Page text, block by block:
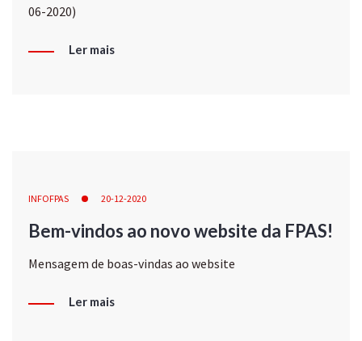
06-2020)
Ler mais
INFOFPAS 20-12-2020
Bem-vindos ao novo website da FPAS!
Mensagem de boas-vindas ao website
Ler mais